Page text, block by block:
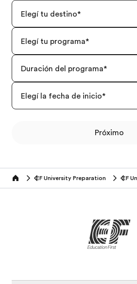
Elegí tu destino*
Elegí tu programa*
Duración del programa*
Elegí la fecha de inicio*
Próximo
Home EF University Preparation EF